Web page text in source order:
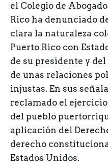
el Colegio de
Rico ha denunciado
clara la naturaleza
Puerto Rico con
de su presidente y
de unas relaciones
injustas. En sus
reclamado el
del pueblo
aplicación del
derecho
Estados Unidos.